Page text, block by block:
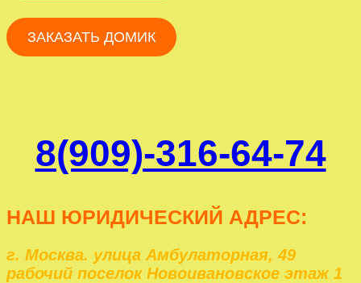
ЗАКАЗАТЬ ДОМИК
8(909)-316-64-74
НАШ ЮРИДИЧЕСКИЙ АДРЕС:
г. Москва. улица Амбулаторная, 49
рабочий поселок Новоивановское этаж 1